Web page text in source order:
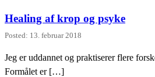
Healing af krop og psyke
Posted: 13. februar 2018
Jeg er uddannet og praktiserer flere
Formålet er […]